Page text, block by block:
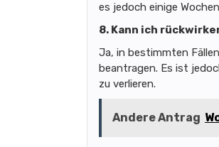
es jedoch einige
8. Kann ich
Ja, in bestimmten
beantragen. Es ist
zu verlieren.
Andere Antrag